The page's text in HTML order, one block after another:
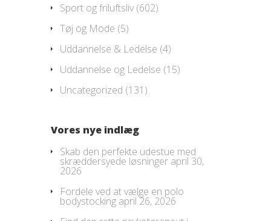
Sport og friluftsliv (602)
Tøj og Mode (5)
Uddannelse & Ledelse (4)
Uddannelse og Ledelse (15)
Uncategorized (131)
Vores nye indlæg
Skab den perfekte udestue med
skræddersyede løsninger april 30,
2026
Fordele ved at vælge en polo
bodystocking april 26, 2026